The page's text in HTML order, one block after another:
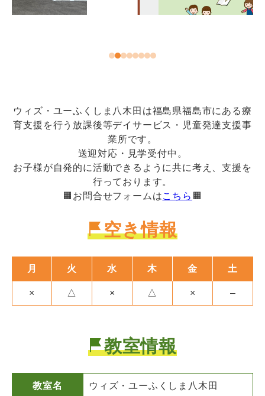
ウィズ・ユーふくしま八木田は福島県福島市にある療
育支援を行う放課後等デイサービス・児童発達支援事
業所です。
送迎対応・見学受付中。
お子様が自発的に活動できるように共に考え、支援を
行っております。
🟧お問合せフォームはこちら 🟧
空き情報
月 火 水 木 金 土
× △ × △ × –
教室情報
教室名 ウィズ・ユーふくしま八木田